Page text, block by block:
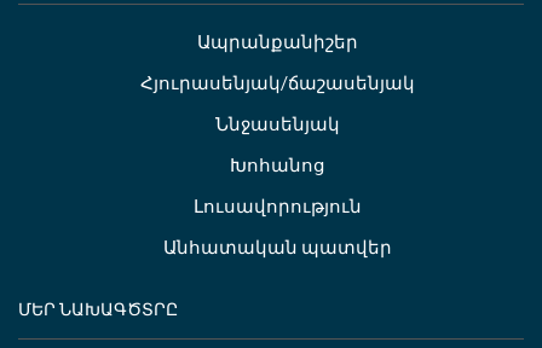
Ապրանքանիշեր
Հյուրասենյակ/ճաշասենյակ
Ննջասենյակ
Խոհանոց
Լուսավորություն
Անհատական պատվեր
ՄԵՐ ՆԱԽԱԳԾՏՐԸ